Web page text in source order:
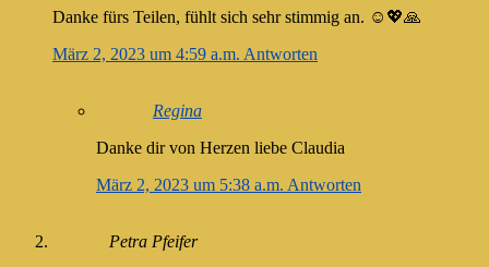
Danke fürs Teilen, fühlt sich sehr stimmig an. ☺️💖🙏
März 2, 2023 um 4:59 a.m. Antworten
Regina
Danke dir von Herzen liebe Claudia
März 2, 2023 um 5:38 a.m. Antworten
Petra Pfeifer